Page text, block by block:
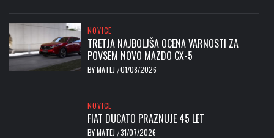
NOVICE
TRETJA NAJBOLJŠA OCENA VARNOSTI ZA
POVSEM NOVO MAZDO CX-5
BYMATEJ /01/08/2026
NOVICE
FIAT DUCATO PRAZNUJE 45 LET
BYMATEJ /31/07/2026